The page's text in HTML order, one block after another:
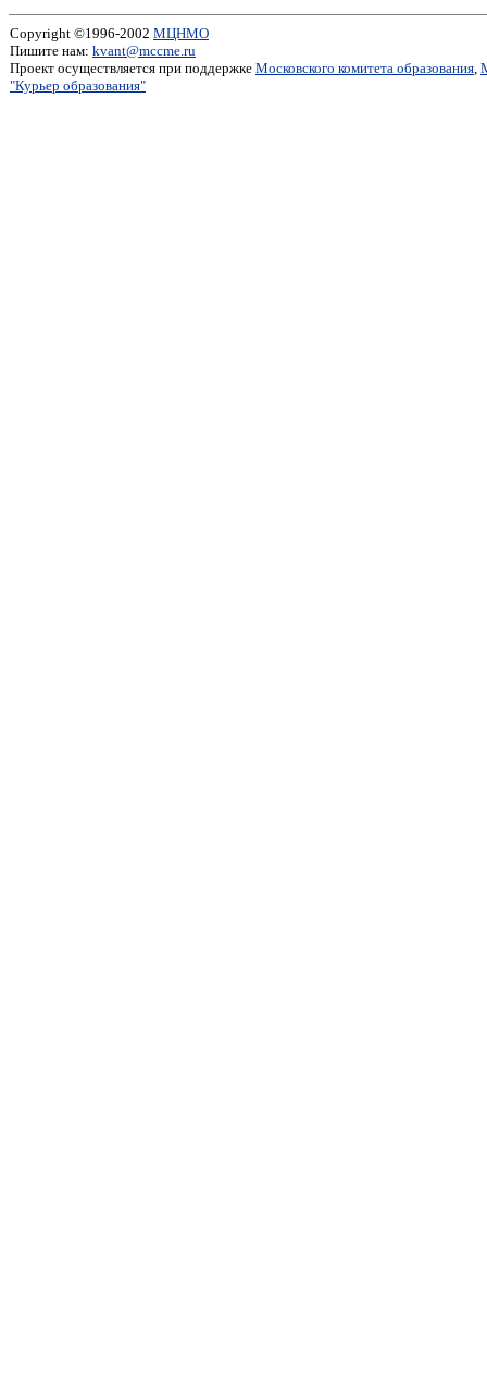
Copyright ©1996-2002 МЦНМО
Пишите нам: kvant@mccme.ru
Проект осуществляется при поддержке Московского комитета образования,
"Курьер образования"